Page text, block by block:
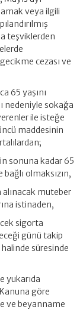
veya ilgili
teşviklerden
cezası ve
65 yaşını
nedeniyle sokağa
ile isteğe
maddesinin
sonuna kadar 65
olmaksızın,
alınacak muteber
istinaden,
sigorta
günü takip
süresinde
yukarıda
göre
ve beyanname